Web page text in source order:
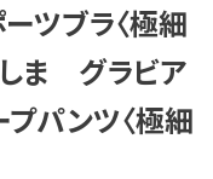
ツブラ〈極細
しま グラビア
パンツ〈極細